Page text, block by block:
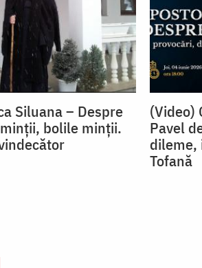
Siluana – Despre
bolile minții.
(Video)
Pavel
dileme,
Tofană